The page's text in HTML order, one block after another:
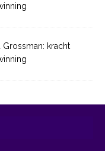
Grossman: kracht